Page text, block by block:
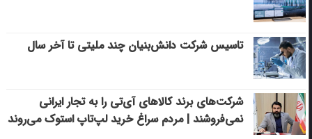
تاسیس شرکت دانش‌بنیان چند ملیتی تا آخر سال
شرکت‌های برند کالاهای آی‌تی را به تجار ایرانی
نمی‌فروشند | مردم سراغ خرید لپ‌تاپ استوک می‌روند